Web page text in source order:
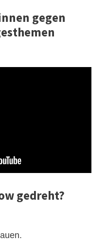
gegen
gedreht?